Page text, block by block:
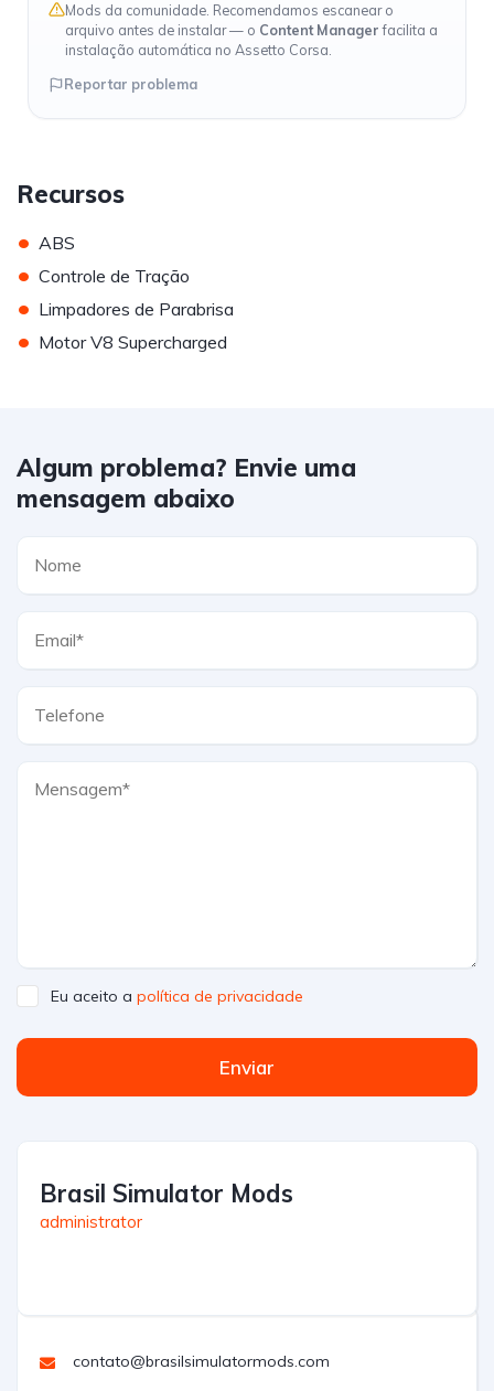
Mods da comunidade. Recomendamos escanear o
arquivo antes de instalar — o Content Managerfacilita a
instalação automática no Assetto Corsa.
Reportar problema
Recursos
• ABS
• Controle de Tração
• Limpadores de Parabrisa
• Motor V8 Supercharged
Algum problema? Envie uma
mensagem abaixo
Eu aceito a política de privacidade
Enviar
Brasil Simulator Mods
administrator
contato@brasilsimulatormods.com